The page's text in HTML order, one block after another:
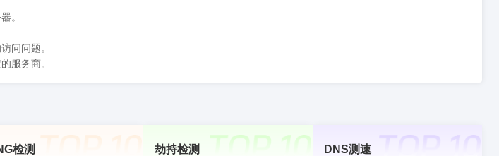
。
问问题。
服务商。
检测 劫持检测 DNS测速